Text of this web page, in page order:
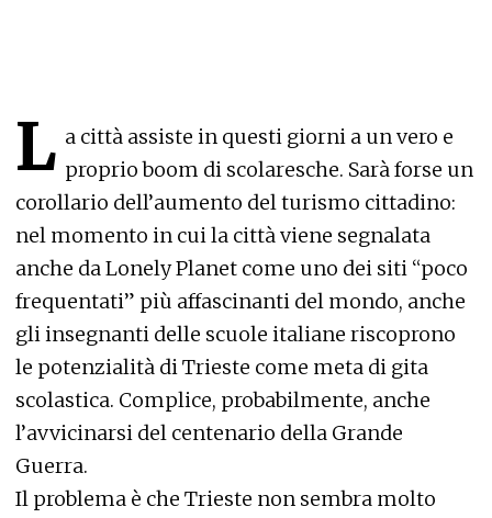
L a città assiste in questi giorni a un vero e
proprio boom di scolaresche. Sarà forse un
corollario dell’aumento del turismo cittadino:
nel momento in cui la città viene segnalata
anche da Lonely Planet come uno dei siti “poco
frequentati” più affascinanti del mondo, anche
gli insegnanti delle scuole italiane riscoprono
le potenzialità di Trieste come meta di gita
scolastica. Complice, probabilmente, anche
l’avvicinarsi del centenario della Grande
Guerra.
Il problema è che Trieste non sembra molto